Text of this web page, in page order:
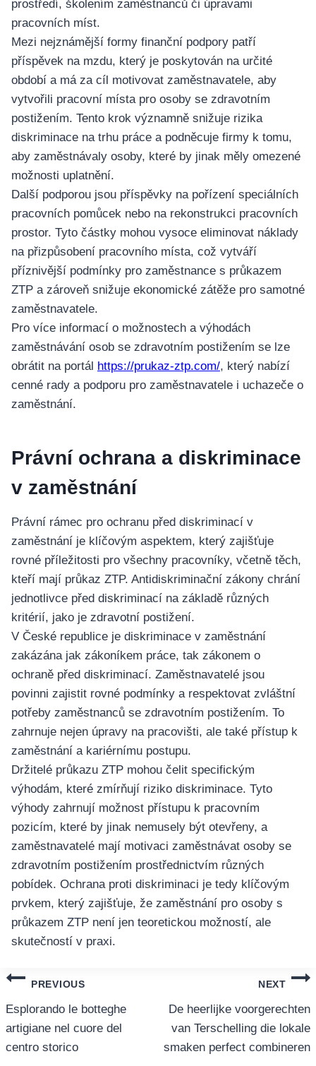
อุปกรณ์เพื่อความบันเทิง
อุปกรณ์เพื่อความบันเทิง
หูฟัง
ลำโพง
โทรทัศน์
prostředí, školením zaměstnanců či úpravami
pracovních míst.
Mezi nejznámější formy finanční podpory patří
příspěvek na mzdu, který je poskytován na určité
období a má za cíl motivovat zaměstnavatele, aby
vytvořili pracovní místa pro osoby se zdravotním
postižením. Tento krok významně snižuje rizika
diskriminace na trhu práce a podněcuje firmy k tomu,
aby zaměstnávaly osoby, které by jinak měly omezené
možnosti uplatnění.
Další podporou jsou příspěvky na pořízení speciálních
pracovních pomůcek nebo na rekonstrukci pracovních
prostor. Tyto částky mohou vysoce eliminovat náklady
na přizpůsobení pracovního místa, což vytváří
příznivější podmínky pro zaměstnance s průkazem
ZTP a zároveň snižuje ekonomické zátěže pro samotné
zaměstnavatele.
Pro více informací o možnostech a výhodách
zaměstnávání osob se zdravotním postižením se lze
obrátit na portál https://prukaz-ztp.com/, který nabízí
cenné rady a podporu pro zaměstnavatele i uchazeče o
zaměstnání.
Právní ochrana a diskriminace
v zaměstnání
Právní rámec pro ochranu před diskriminací v
zaměstnání je klíčovým aspektem, který zajišťuje
rovné příležitosti pro všechny pracovníky, včetně těch,
kteří mají průkaz ZTP. Antidiskriminační zákony chrání
jednotlivce před diskriminací na základě různých
kritérií, jako je zdravotní postižení.
V České republice je diskriminace v zaměstnání
zakázána jak zákoníkem práce, tak zákonem o
ochraně před diskriminací. Zaměstnavatelé jsou
povinni zajistit rovné podmínky a respektovat zvláštní
potřeby zaměstnanců se zdravotním postižením. To
zahrnuje nejen úpravy na pracovišti, ale také přístup k
zaměstnání a kariérnímu postupu.
Držitelé průkazu ZTP mohou čelit specifickým
výhodám, které zmírňují riziko diskriminace. Tyto
výhody zahrnují možnost přístupu k pracovním
pozicím, které by jinak nemusely být otevřeny, a
zaměstnavatelé mají motivaci zaměstnávat osoby se
zdravotním postižením prostřednictvím různých
pobídek. Ochrana proti diskriminaci je tedy klíčovým
prvkem, který zajišťuje, že zaměstnání pro osoby s
průkazem ZTP není jen teoretickou možností, ale
skutečností v praxi.
แนะแนว
เรื่อง
PREVIOUS
Esplorando le botteghe
artigiane nel cuore del
centro storico
NEXT
De heerlijke voorgerechten
van Terschelling die lokale
smaken perfect combineren